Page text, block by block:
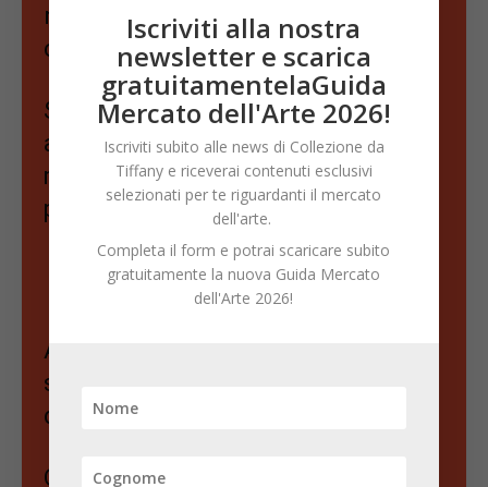
nessuna pubblicità e sarà sempre
così.
Se apprezzi il nostro lavoro e vuoi
approfondire ancora di più il
mercato dell'arte,
puoi sostenerci abbonandoti a
News Mercato Arte
Anticipazioni, trend, opportunità e
segnali nascosti del mercato
dell’arte
Ogni settimana, notizie, aste e
Iscriviti alla nostra
newsletter e scarica
gratuitamentelaGuida
Mercato dell'Arte 2026!
Iscriviti subito alle news di Collezione da
Tiffany e riceverai contenuti esclusivi
selezionati per te riguardanti il mercato
dell'arte.
Completa il form e potrai scaricare subito
gratuitamente la nuova Guida Mercato
dell'Arte 2026!